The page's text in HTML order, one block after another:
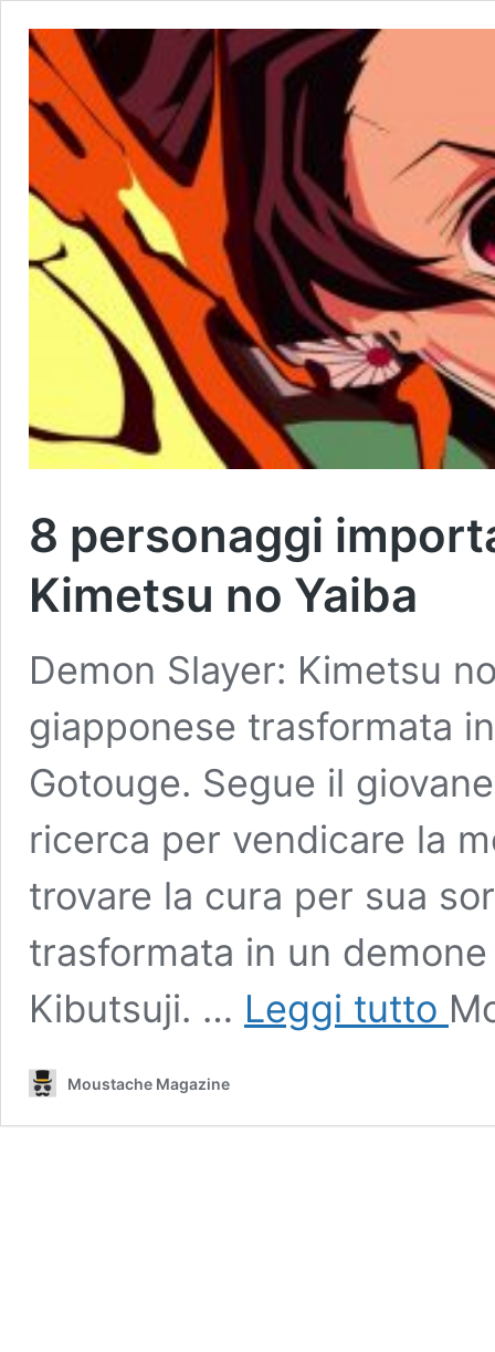
8 personaggi
Kimetsu no Yaiba
Demon Slayer: Kimetsu
giapponese trasformata
Gotouge. Segue il
ricerca per vendicare la
trovare la cura per sua
trasformata in un
Kibutsuji. … Leggi tutto
8
Moustache Magazine